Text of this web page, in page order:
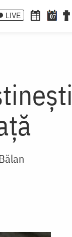
LIVE 07